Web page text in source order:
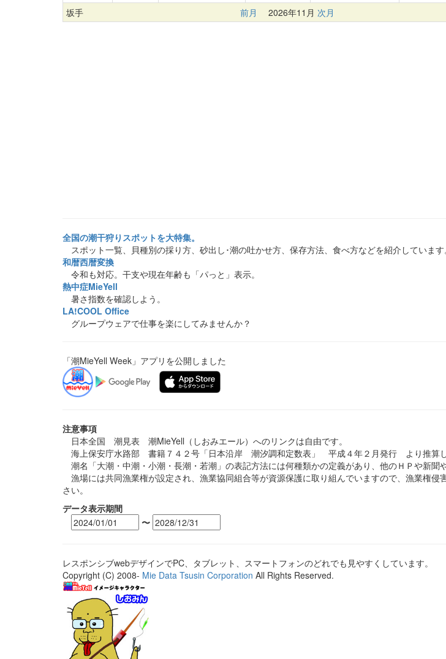
坂手 前月 2026年11月 次月
全国の潮干狩りスポットを大特集。
スポット一覧、貝種別の採り方、砂出し･潮の吐かせ方、保存方法、食べ方などを紹介しています
和暦西暦変換
令和も対応。干支や現在年齢も「パっと」表示。
熱中症MieYell
暑さ指数を確認しよう。
LA!COOL Office
グループウェアで仕事を楽にしてみませんか？
「潮MieYell Week」アプリを公開しました
注意事項
日本全国 潮見表 潮MieYell（しおみエール）へのリンクは自由です。
海上保安庁水路部 書籍７４２号「日本沿岸 潮汐調和定数表」 平成４年２月発行 より推算し
潮名「大潮・中潮・小潮・長潮・若潮」の表記方法には何種類かの定義があり、他のＨＰや新聞
漁場には共同漁業権が設定され、漁業協同組合等が資源保護に取り組んでいますので、漁業権
さい。
データ表示期間
〜
レスポンシブwebデザインでPC、タブレット、スマートフォンのどれでも見やすくしています。
Copyright (C) 2008- Mie Data Tsusin Corporation All Rights Reserved.